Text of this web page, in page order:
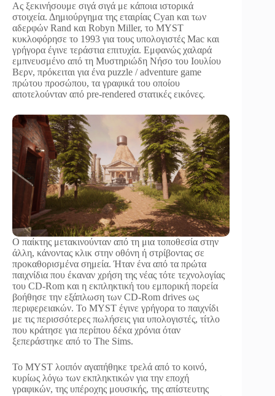
Ας ξεκινήσουμε σιγά σιγά με κάποια ιστορικά
στοιχεία. Δημιούργημα της εταιρίας Cyan και των
αδερφών Rand και Robyn Miller, το MYST
κυκλοφόρησε το 1993 για τους υπολογιστές Mac και
γρήγορα έγινε τεράστια επιτυχία. Εμφανώς χαλαρά
εμπνευσμένο από τη Μυστηριώδη Νήσο του Ιουλίου
Βερν, πρόκειται για ένα puzzle / adventure game
πρώτου προσώπου, τα γραφικά του οποίου
αποτελούνταν από pre-rendered στατικές εικόνες.
Ο παίκτης μετακινούνταν από τη μια τοποθεσία στην
άλλη, κάνοντας κλικ στην οθόνη ή στρίβοντας σε
προκαθορισμένα σημεία. Ήταν ένα από τα πρώτα
παιχνίδια που έκαναν χρήση της νέας τότε τεχνολογίας
του CD-Rom και η εκπληκτική του εμπορική πορεία
βοήθησε την εξάπλωση των CD-Rom drives ως
περιφερειακών. Το MYST έγινε γρήγορα το παιχνίδι
με τις περισσότερες πωλήσεις για υπολογιστές, τίτλο
που κράτησε για περίπου δέκα χρόνια όταν
ξεπεράστηκε από το The Sims.
Το MYST λοιπόν αγαπήθηκε τρελά από το κοινό,
κυρίως λόγω των εκπληκτικών για την εποχή
γραφικών, της υπέροχης μουσικής, της απίστευτης